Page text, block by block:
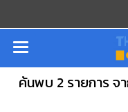
ค้นพบ 2 รายการ จ